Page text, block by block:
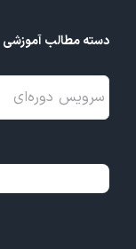
دسته مطالب آموزشی
دسته
مطالب